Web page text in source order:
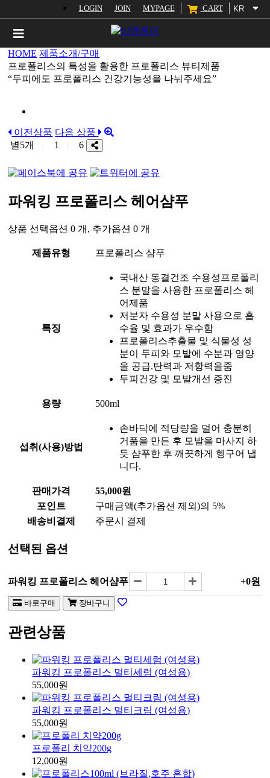
KR
CART
MYPAGE
JOIN
LOGIN
제품소개/구매
생산현황
OEM생산
회사소개
고객센터
HOME 제품소개/구매
프로폴리스의 특성을 활용한 프로폴리스 뷰티제품
“두피에도 프로폴리스 건강기능성을 나눠주세요”
이전상품 다음 상품
별5개
1 6
파워킹 프로폴리스 헤어샴푸
상품 선택옵션 0 개, 추가옵션 0 개
제품유형 프로폴리스 샴푸
특징
국내산 동결건조 수용성프로폴리
스 분말을 사용한 프로폴리스 헤
어제품
저분자 수용성 분말 사용으로 흡
수율 및 효과가 우수함
프로폴리스추출물 및 식물성 성
분이 두피와 모발에 수분과 영양
을 공급.탄력과 저항력을줌
두피건강 및 모발개선 증진
용량 500ml
섭취(사용)방법
손바닥에 적당량을 덜어 충분히
거품을 만든 후 모발을 마사지 하
듯 샴푸한 후 깨끗하게 헹구어 냅
니다.
판매가격
55,000원
포인트
구매금액(추가옵션 제외)의 5%
배송비결제
주문시 결제
선택된 옵션
파워킹 프로폴리스 헤어샴푸 +0원
바로구매 장바구니
관련상품
파워킹 프로폴리스 멀티세럼 (여성용)
55,000원
파워킹 프로폴리스 멀티크림 (여성용)
55,000원
프로폴리 치약200g
12,000원